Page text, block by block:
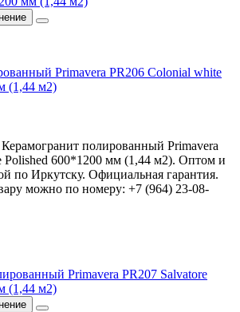
Primavera PR206 Colonial white
(1,44 м2)
полированный Primavera
Polished 600*1200 мм (1,44 м2). Оптом и
по Иркутску. Официальная гарантия.
можно по номеру: +7 (964) 23-08-